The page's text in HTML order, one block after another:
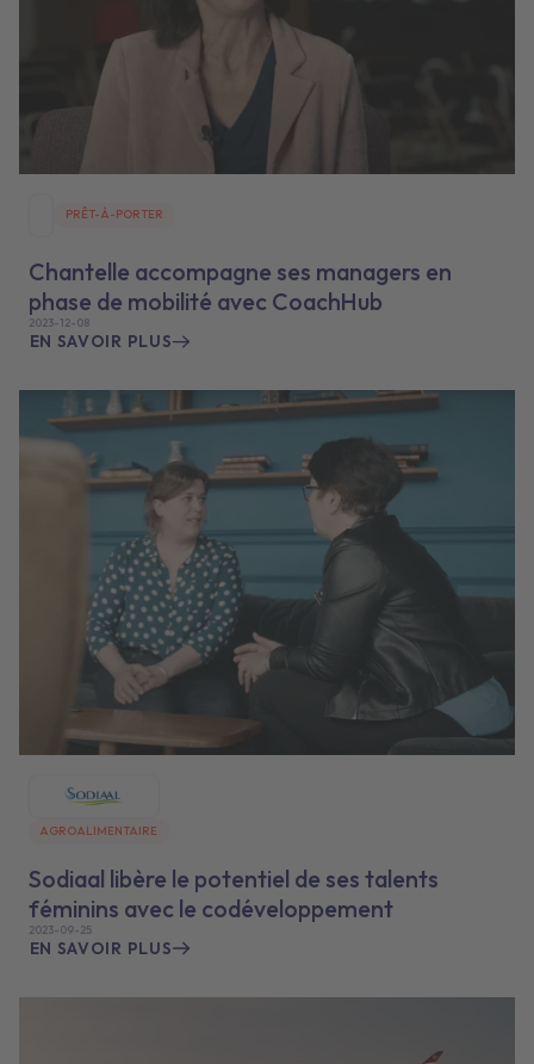
PRÊT-À-PORTER
Chantelle accompagne ses managers en
phase de mobilité avec CoachHub
2023-12-08
EN SAVOIR PLUS
AGROALIMENTAIRE
Sodiaal libère le potentiel de ses talents
féminins avec le codéveloppement
2023-09-25
EN SAVOIR PLUS